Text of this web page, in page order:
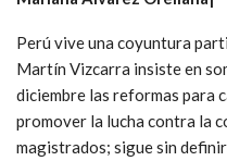
Perú vive una coyuntura
Martín Vizcarra insiste en
diciembre las reformas para
promover la lucha contra la
magistrados; sigue sin